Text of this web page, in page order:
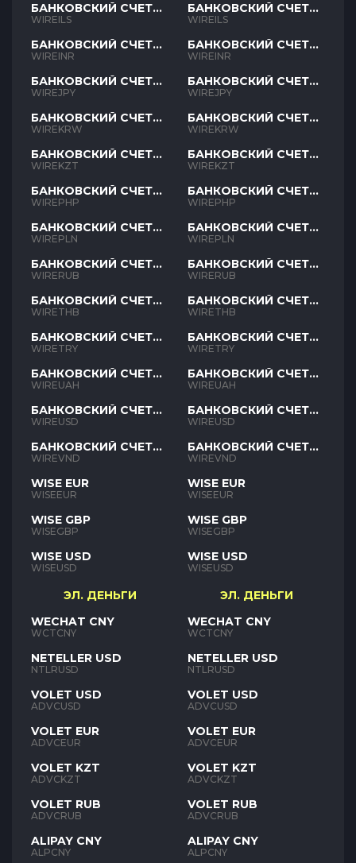
БАНКОВСКИЙ СЧЕТ
ILS
WIREILS
БАНКОВСКИЙ СЧЕТ
INR
WIREINR
БАНКОВСКИЙ СЧЕТ
JPY
WIREJPY
БАНКОВСКИЙ СЧЕТ
KRW
WIREKRW
БАНКОВСКИЙ СЧЕТ
KZT
WIREKZT
БАНКОВСКИЙ СЧЕТ
PHP
WIREPHP
БАНКОВСКИЙ СЧЕТ
PLN
WIREPLN
БАНКОВСКИЙ СЧЕТ
RUB
WIRERUB
БАНКОВСКИЙ СЧЕТ
THB
WIRETHB
БАНКОВСКИЙ СЧЕТ
TRY
WIRETRY
БАНКОВСКИЙ СЧЕТ
UAH
WIREUAH
БАНКОВСКИЙ СЧЕТ
USD
WIREUSD
БАНКОВСКИЙ СЧЕТ
VND
WIREVND
WISE EUR
WISEEUR
WISE GBP
WISEGBP
WISE USD
WISEUSD
ЭЛ. ДЕНЬГИ
WECHAT CNY
WCTCNY
NETELLER USD
NTLRUSD
VOLET USD
ADVCUSD
VOLET EUR
ADVCEUR
VOLET KZT
ADVCKZT
VOLET RUB
ADVCRUB
ALIPAY CNY
ALPCNY
БАНКОВСКИЙ СЧЕТ
ILS
WIREILS
БАНКОВСКИЙ СЧЕТ
INR
WIREINR
БАНКОВСКИЙ СЧЕТ
JPY
WIREJPY
БАНКОВСКИЙ СЧЕТ
KRW
WIREKRW
БАНКОВСКИЙ СЧЕТ
KZT
WIREKZT
БАНКОВСКИЙ СЧЕТ
PHP
WIREPHP
БАНКОВСКИЙ СЧЕТ
PLN
WIREPLN
БАНКОВСКИЙ СЧЕТ
RUB
WIRERUB
БАНКОВСКИЙ СЧЕТ
THB
WIRETHB
БАНКОВСКИЙ СЧЕТ
TRY
WIRETRY
БАНКОВСКИЙ СЧЕТ
UAH
WIREUAH
БАНКОВСКИЙ СЧЕТ
USD
WIREUSD
БАНКОВСКИЙ СЧЕТ
VND
WIREVND
WISE EUR
WISEEUR
WISE GBP
WISEGBP
WISE USD
WISEUSD
ЭЛ. ДЕНЬГИ
WECHAT CNY
WCTCNY
NETELLER USD
NTLRUSD
VOLET USD
ADVCUSD
VOLET EUR
ADVCEUR
VOLET KZT
ADVCKZT
VOLET RUB
ADVCRUB
ALIPAY CNY
ALPCNY